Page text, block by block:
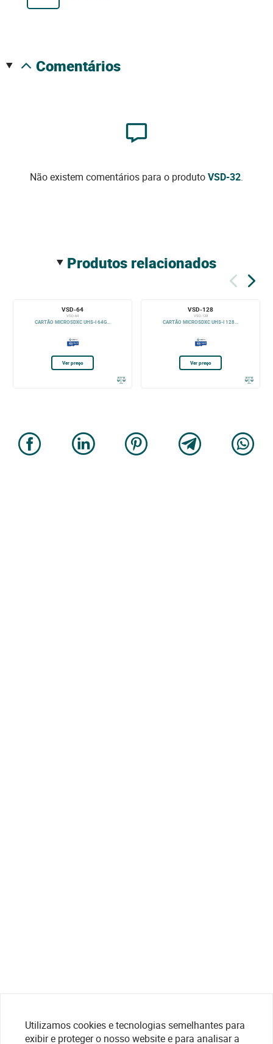
comentários
Não existem comentários para o produtoVSD-32.
produtos relacionados
VSD-64
VSD-64
CARTÃO MICROSDXC UHS-I 64G...
Ver preço
VSD-128
VSD-128
CARTÃO MICROSDXC UHS-I 128...
Ver preço
Utilizamos cookies e tecnologias semelhantes para
exibir e proteger o nosso website e para analisar a